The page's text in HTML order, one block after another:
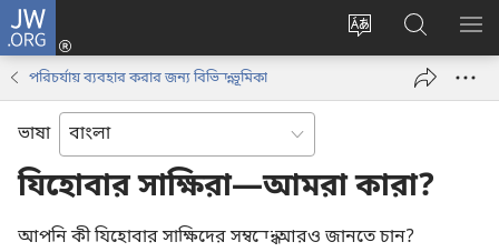
JW.ORG
ওয়েবসাইটের
পরিবর্তন
লগ
ইন
JW.ORG
ওয়েবসাইট
অনুসন্ধান
মেনু
পরিচর্যায় ব্যবহার করার জন্য বিভিন্ন ভূমিকা
ভাষা
যিহোবার সাক্ষিরা—আমরা কারা?
আপনি কী যিহোবার সাক্ষিদের সম্বন্ধে আরও জানতে চান?